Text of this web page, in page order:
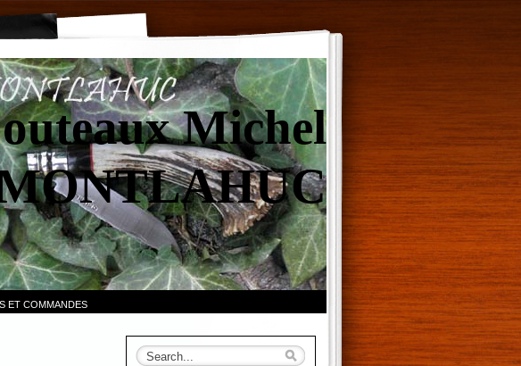
Michel
ET COMMANDES